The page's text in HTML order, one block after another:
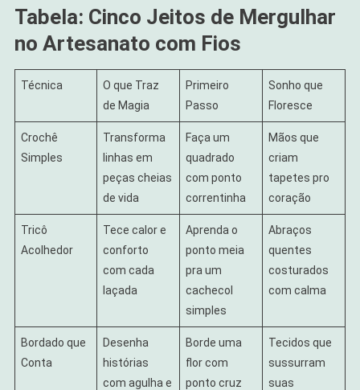
Tabela: Cinco Jeitos de Mergulhar
no Artesanato com Fios
Técnica
O que Traz
de Magia
Primeiro
Passo
Sonho que
Floresce
Crochê
Simples
Transforma
linhas em
peças cheias
de vida
Faça um
quadrado
com ponto
correntinha
Mãos que
criam
tapetes pro
coração
Tricô
Acolhedor
Tece calor e
conforto
com cada
laçada
Aprenda o
ponto meia
pra um
cachecol
simples
Abraços
quentes
costurados
com calma
Bordado que
Conta
Desenha
histórias
com agulha e
Borde uma
flor com
ponto cruz
Tecidos que
sussurram
suas